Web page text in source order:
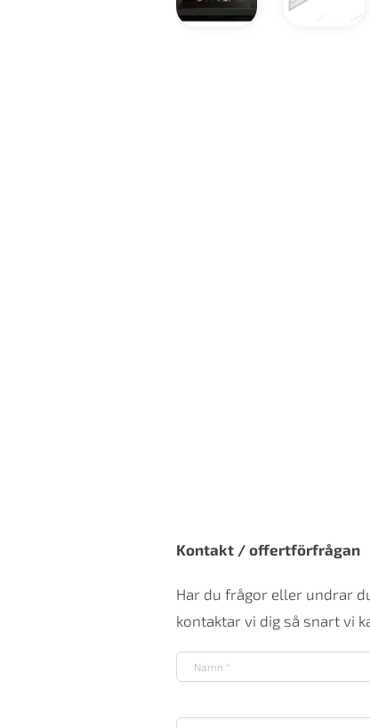
Kontakt / offertförfrågan
Har du frågor eller undrar
kontaktar vi dig så snart vi